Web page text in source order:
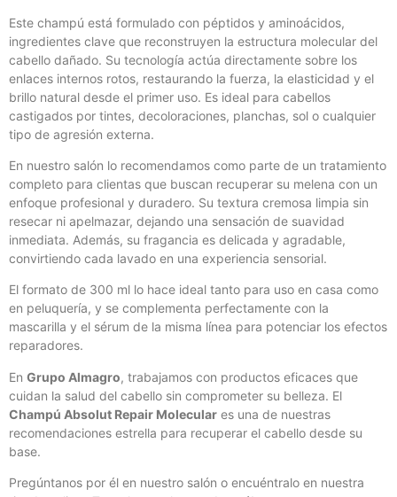
Este champú está formulado con péptidos y aminoácidos,
ingredientes clave que reconstruyen la estructura molecular del
cabello dañado. Su tecnología actúa directamente sobre los
enlaces internos rotos, restaurando la fuerza, la elasticidad y el
brillo natural desde el primer uso. Es ideal para cabellos
castigados por tintes, decoloraciones, planchas, sol o cualquier
tipo de agresión externa.
En nuestro salón lo recomendamos como parte de un tratamiento
completo para clientas que buscan recuperar su melena con un
enfoque profesional y duradero. Su textura cremosa limpia sin
resecar ni apelmazar, dejando una sensación de suavidad
inmediata. Además, su fragancia es delicada y agradable,
convirtiendo cada lavado en una experiencia sensorial.
El formato de 300 ml lo hace ideal tanto para uso en casa como
en peluquería, y se complementa perfectamente con la
mascarilla y el sérum de la misma línea para potenciar los efectos
reparadores.
En Grupo Almagro, trabajamos con productos eficaces que
cuidan la salud del cabello sin comprometer su belleza. El
Champú Absolut Repair Molecular es una de nuestras
recomendaciones estrella para recuperar el cabello desde su
base.
Pregúntanos por él en nuestro salón o encuéntralo en nuestra